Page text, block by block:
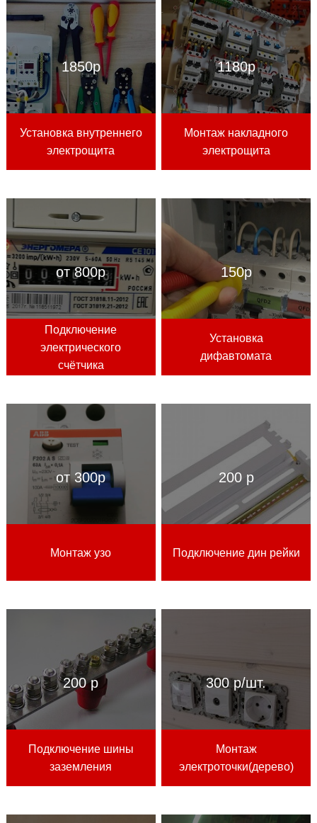
1850р
Установка внутреннего
электрощита
1180р
Монтаж накладного
электрощита
от 800р
Подключение
электрического
счётчика
150р
Установка
дифавтомата
от 300р
Монтаж узо
200 р
Подключение дин рейки
200 р
Подключение шины
заземления
300 р/шт.
Монтаж
электроточки(дерево)